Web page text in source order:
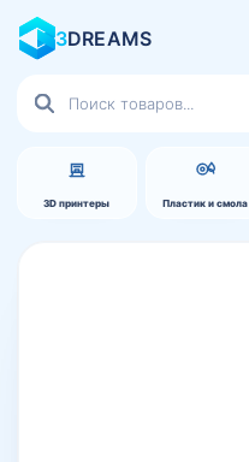
3DREAMS
3D принтеры Пластик и смола
товаров